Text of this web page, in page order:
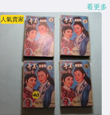
看更多
人氣賣家